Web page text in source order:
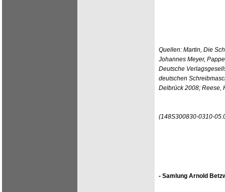
Quellen: Martin, Die
Johannes Meyer,
Deutsche
deutschen
Delbrück 2008; Reese,
(148S300830-0310-
- Samlung Arnold